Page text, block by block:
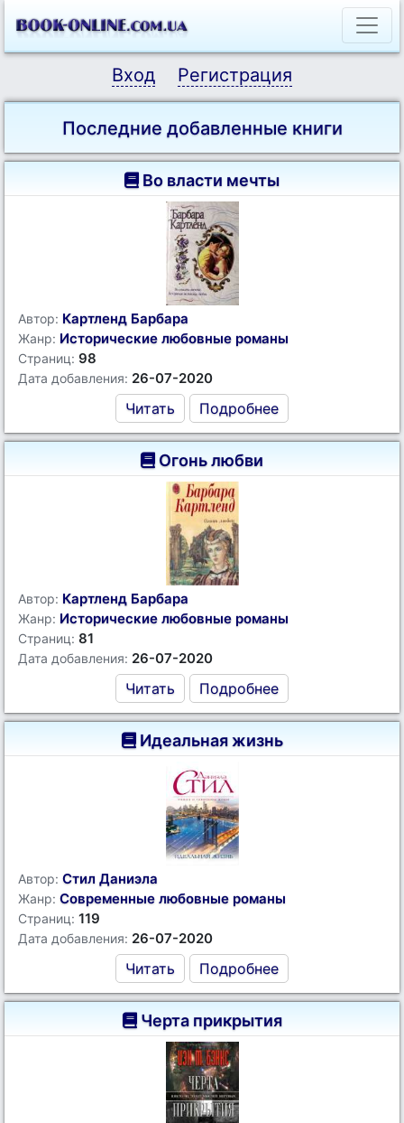
Вход Регистрация
Последние добавленные книги
Во власти мечты
Автор: Картленд Барбара
Жанр: Исторические любовные романы
Страниц: 98
Дата добавления: 26-07-2020
Читать Подробнее
Огонь любви
Автор: Картленд Барбара
Жанр: Исторические любовные романы
Страниц: 81
Дата добавления: 26-07-2020
Читать Подробнее
Идеальная жизнь
Автор: Стил Даниэла
Жанр: Современные любовные романы
Страниц: 119
Дата добавления: 26-07-2020
Читать Подробнее
Черта прикрытия